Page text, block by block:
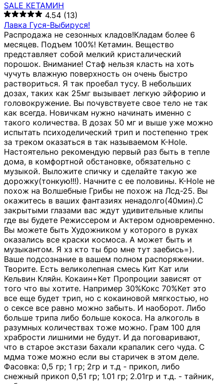
SALE КЕТАМИН
4.54 (13)
Лавка Гуся-Выбируся!
Распродажа не сезонных кладов!Кладам более 6
месяцев. Подъем 100%! Кетамин. Вещество
представляет собой мелкий кристалический
порошок. Внимание! Стаф нельзя класть на хоть
чучуть влажную поверхность он очень быстро
раствориться. Я так проебал тусу. В небольших
дозах, таких как 25мг вызывает легкую эйфорию и
головокружение. Вы почувствуете свое тело не так
как всегда. Новичкам нужно начинать именно с
такого количества. В дозах 50 мг и выше уже можно
испытать психоделический трип и постепенно трек
за треком оказаться в так называемом К-Hole.
Настоятельно рекомендую первый раз быть в тепле
дома, в комфортной обстановке, обязательно с
музыкой. Выложите спичку и сделайте такую же
дорожку(тонкую!!!). Начните с ее половины. K-Hole не
похож на Волшебные Грибы не похож на Лсд-25. Вы
окажитесь в ваших фантазиях ненадолго(40мин).С
закрытыми глазами вас ждут удивительные клипы
где вы будете Режиссером и Актером одновременно.
Вы можете быть Художником у которого в руках
оказались все краски космоса. А может быть и
музыкантом. Я хз кто ты бро мне тут заебись=).
Ваше подсознание в вашем полном распоряжении.
Творите. Есть великолепная смесь Кит Кат или
Кельвин Кляйн. Кокаин+Кет Пропроции зависят от
того что вы хотите. Например 30%Кокс 70%Кет это
все еще будет трип, но с кокаиновой мягкостью, но
о сексе все равно можно забыть. И наоборот. Либо
больше трипа либо больше кокоса. На алкоголь в
разумных количествах тоже можно. Грам 100 для
храбрости лишними не будут. И да поговаривают,
что в старое экстази бахали крапалик сего чуда. С
мдма тоже можно если вы старичек в этом деле.
Фасовка: 0,5 гр; 1 гр; 2гр и т.д - прикоп, либо
снежный прикоп 0,51 гр; 1.01 гр; 2.01гр и т.д. - тайник,